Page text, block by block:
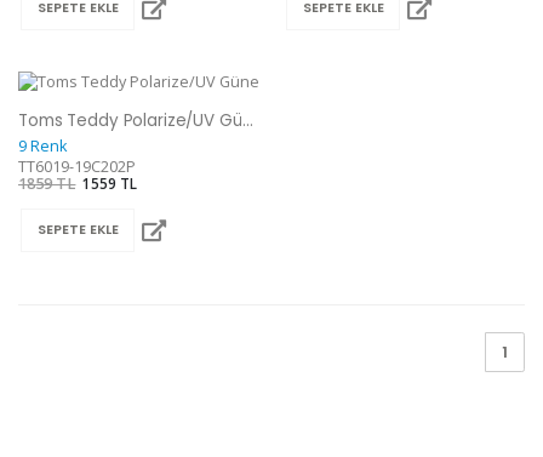
SEPETE EKLE SEPETE EKLE
Toms Teddy Polarize/UV Güneş Gözlüğü
9 Renk
TT6019-19C202P
1859 TL 1559 TL
SEPETE EKLE
1